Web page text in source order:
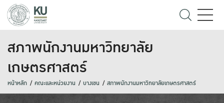
สภาพนักงานมหาวิทยาลัย
เกษตรศาสตร์
หน้าหลัก คณะและหน่วยงาน บางเขน สภาพนักงานมหาวิทยาลัยเกษตรศาสตร์